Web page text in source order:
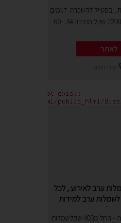
, בסטייל להשכרה דגמים
לאתר
ערב לאירוע , לכל
לשמלות ערב למידות
גדולות
שמלות ערב קצרות - החל מ400 שקלשמלות